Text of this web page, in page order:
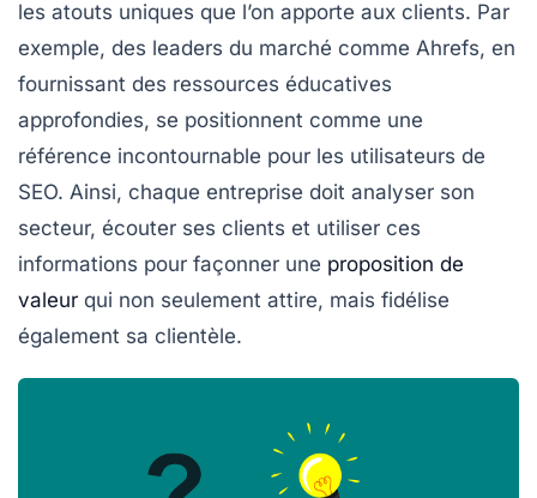
les atouts uniques que l’on apporte aux clients. Par
exemple, des leaders du marché comme Ahrefs, en
fournissant des ressources éducatives
approfondies, se positionnent comme une
référence incontournable pour les utilisateurs de
SEO. Ainsi, chaque entreprise doit analyser son
secteur, écouter ses clients et utiliser ces
informations pour façonner une proposition de
valeur qui non seulement attire, mais fidélise
également sa clientèle.